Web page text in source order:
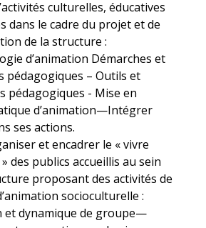
culturelles, éducatives
dans le cadre du projet et de
de la structure :
d’animation Démarches et
pédagogiques – Outils et
pédagogiques - Mise en
d’animation—Intégrer
ses actions.
et encadrer le « vivre
des publics accueillis au sein
proposant des activités de
socioculturelle :
et dynamique de groupe—